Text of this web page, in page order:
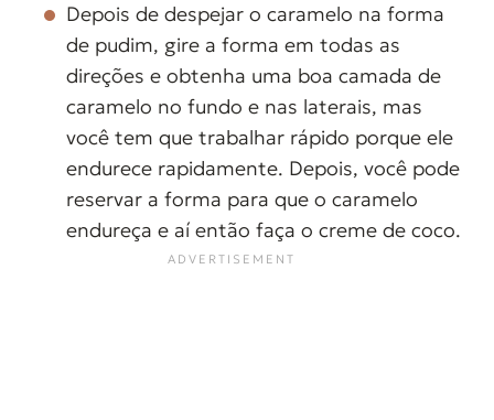
Depois de despejar o caramelo na forma
de pudim, gire a forma em todas as
direções e obtenha uma boa camada de
caramelo no fundo e nas laterais, mas
você tem que trabalhar rápido porque ele
endurece rapidamente. Depois, você pode
reservar a forma para que o caramelo
endureça e aí então faça o creme de coco.